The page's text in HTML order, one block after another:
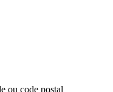
ou code postal